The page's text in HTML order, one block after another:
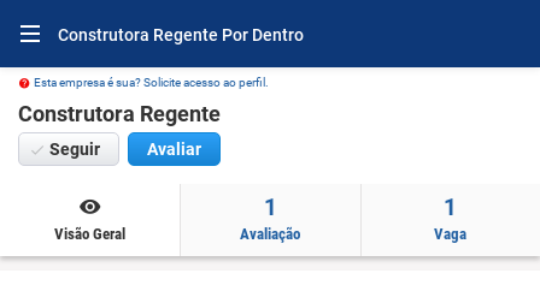
Construtora Regente Por Dentro
Esta empresa é sua? Solicite acesso ao perfil.
Construtora Regente
Seguir Avaliar
Visão Geral
1
Avaliação
1
Vaga